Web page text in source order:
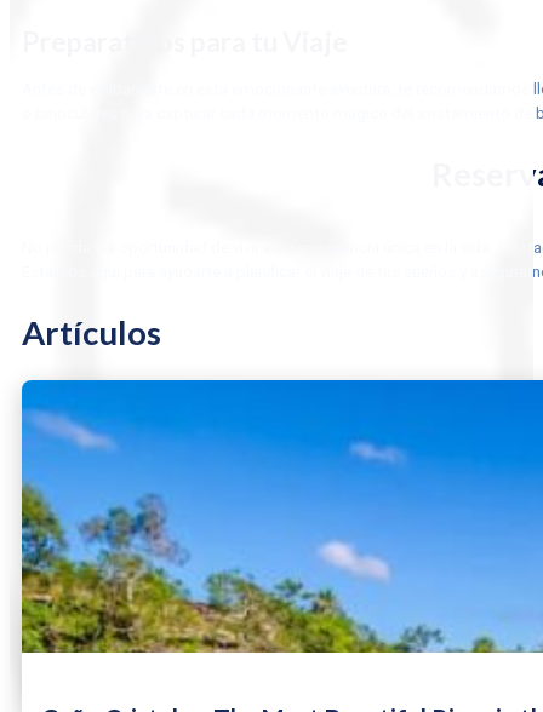
Antes de embarcarte en esta emocionante aventura, te
o binoculares para capturar cada momento mágico del avistamiento de
No pierdas la oportunidad de vivir esta experiencia única en la vida.
Estamos aquí para ayudarte a planificar el viaje de tus sueños y
Artículos
ÚLTIMOS